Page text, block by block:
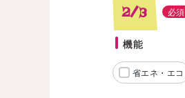
2/3 必須
機能
省エネ・エコ